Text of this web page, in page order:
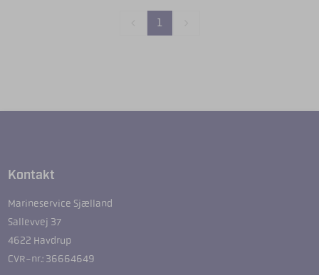
1
Kontakt
Marineservice Sjælland
Sallevvej 37
4622 Havdrup
CVR-nr.: 36664649